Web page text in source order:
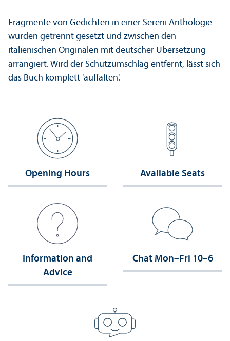
Fragmente von Gedichten in einer Sereni Anthologie
wurden getrennt gesetzt und zwischen den
italienischen Originalen mit deutscher Übersetzung
arrangiert. Wird der Schutzumschlag entfernt, lässt sich
das Buch komplett 'auffalten'.
Opening Hours Available Seats
Information and
Advice
Chat Mon–Fri 10–6